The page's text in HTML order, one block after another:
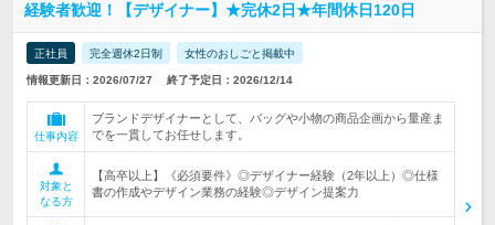
経験者歓迎！【デザイナー】★完休2日★年間休日120日
正社員 完全週休2日制 女性のおしごと掲載中
情報更新日：2026/07/27 終了予定日：2026/12/14
仕事内容
ブランドデザイナーとして、バッグや小物の商品企画から量産ま
でを一貫してお任せします。
対象と
なる方
【高卒以上】《必須要件》◎デザイナー経験（2年以上）◎仕様
書の作成やデザイン業務の経験◎デザイン提案力